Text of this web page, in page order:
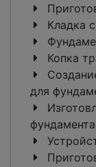
Кладка
Копка
для
фундамента